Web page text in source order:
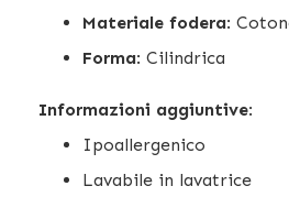
Materiale fodera:
Forma: Cilindrica
Informazioni aggiuntive:
Ipoallergenico
Lavabile in lavatrice